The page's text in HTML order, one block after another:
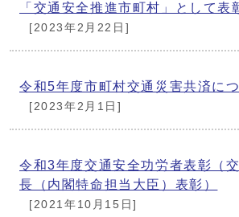
「交通安全推進市町村」として表
[2023年2月22日]
令和5年度市町村交通災害共済に
[2023年2月1日]
令和3年度交通安全功労者表彰（
長（内閣特命担当大臣）表彰）
[2021年10月15日]